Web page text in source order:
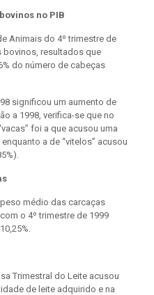
no PIB
Animais do 4º trimestre de
bovinos, resultados que
do número de cabeças
significou um aumento de
a 1998, verifica-se que no
foi a que acusou uma
a de “vitelos” acusou
médio das carcaças
o 4º trimestre de 1999
Trimestral do Leite acusou
de leite adquirido e na